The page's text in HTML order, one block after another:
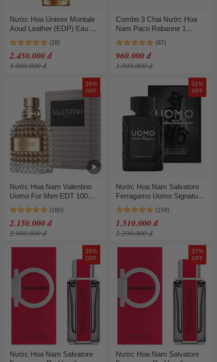
Nước Hoa Unisex Montale
Aoud Leather (EDP) Eau De
Parfum 100ml
2.450.000 đ
3.000.000 đ
Combo 3 Chai Nước Hoa
Nam Paco Rabanne 1
Million Parfum Mini (5ml x 3)
960.000 đ
1.500.000 đ
26%
OFF
Nước Hoa Nam Valentino
Uomo For Men EDT 100ml
Lịch Lãm
2.150.000 đ
2.900.000 đ
31%
OFF
Nước Hoa Nam Salvatore
Ferragamo Uomo Signature
EDP 100ml
1.510.000 đ
2.200.000 đ
26%
OFF
Nước Hoa Nam Salvatore
37%
OFF
Nước Hoa Nam Salvatore